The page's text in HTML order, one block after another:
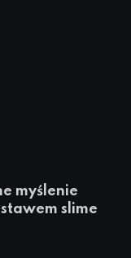
myślenie
slime